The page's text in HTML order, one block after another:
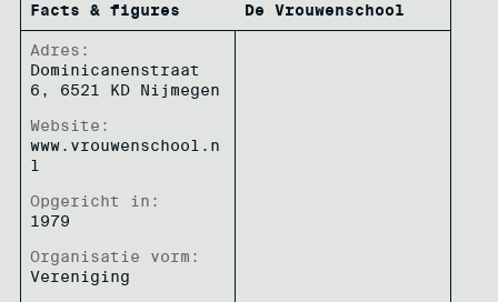
Facts & figures De Vrouwenschool
Adres:
Dominicanenstraat
6, 6521 KD Nijmegen
Website:
www.vrouwenschool.n
l
Opgericht in:
1979
Organisatie vorm:
Vereniging